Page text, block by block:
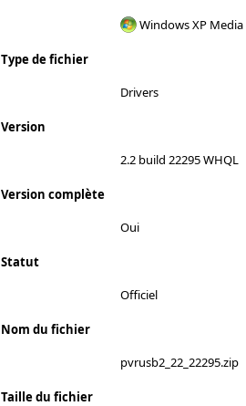
Windows XP
Type de fichier
Drivers
Version
2.2 build 22295 WHQL
Version complète
Oui
Statut
Officiel
Nom du fichier
pvrusb2_22_22295.zip
Taille du fichier